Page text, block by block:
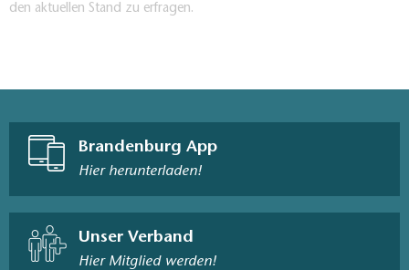
den aktuellen Stand zu erfragen.
Brandenburg App
Hier herunterladen!
Unser Verband
Hier Mitglied werden!